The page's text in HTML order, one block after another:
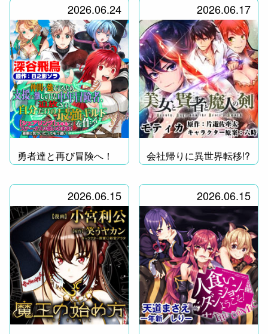
2026.06.24
勇者達と再び冒険へ！
2026.06.17
会社帰りに異世界転移!?
2026.06.15 2026.06.15